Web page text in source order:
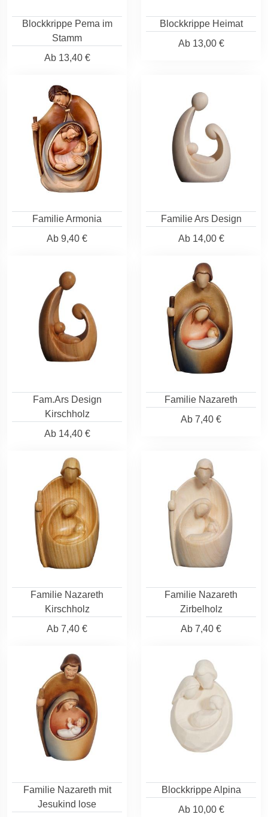
Blockkrippe Pema im
Stamm
Ab13,40 €
Blockkrippe Heimat
Ab13,00 €
Familie Armonia
Ab 9,40 €
Familie Ars Design
Ab14,00 €
Fam.Ars Design
Kirschholz
Ab14,40 €
Familie Nazareth
Ab 7,40 €
Familie Nazareth
Kirschholz
Ab 7,40 €
Familie Nazareth
Zirbelholz
Ab 7,40 €
Familie Nazareth mit
Jesukind lose
Blockkrippe Alpina
Ab10,00 €